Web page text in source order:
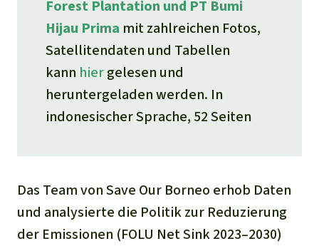
Forest Plantation und PT Bumi
Hijau Prima mit zahlreichen Fotos,
Satellitendaten und Tabellen
kann hiergelesen und
heruntergeladen werden. In
indonesischer Sprache, 52 Seiten
Das Team von Save Our Borneo erhob Daten
und analysierte die Politik zur Reduzierung
der Emissionen (FOLU Net Sink 2023–2030)